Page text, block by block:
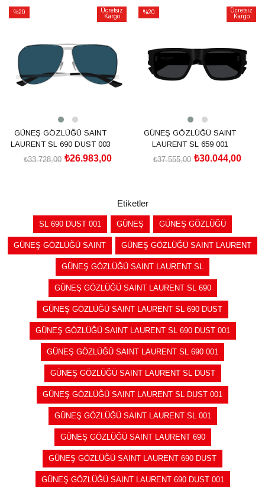
%20
Ücretsiz
Kargo
GÜNEŞ GÖZLÜĞÜ SAINT
LAURENT SL 690 DUST 003
₺26.983,00
₺33.728,00
%20
Ücretsiz
Kargo
GÜNEŞ GÖZLÜĞÜ SAINT
LAURENT SL 659 001
₺30.044,00
₺37.555,00
Etiketler
SL 690 DUST 001 GÜNEŞ GÜNEŞ GÖZLÜĞÜ
GÜNEŞ GÖZLÜĞÜ SAINT GÜNEŞ GÖZLÜĞÜ SAINT LAURENT
GÜNEŞ GÖZLÜĞÜ SAINT LAURENT SL
GÜNEŞ GÖZLÜĞÜ SAINT LAURENT SL 690
GÜNEŞ GÖZLÜĞÜ SAINT LAURENT SL 690 DUST
GÜNEŞ GÖZLÜĞÜ SAINT LAURENT SL 690 DUST 001
GÜNEŞ GÖZLÜĞÜ SAINT LAURENT SL 690 001
GÜNEŞ GÖZLÜĞÜ SAINT LAURENT SL DUST
GÜNEŞ GÖZLÜĞÜ SAINT LAURENT SL DUST 001
GÜNEŞ GÖZLÜĞÜ SAINT LAURENT SL 001
GÜNEŞ GÖZLÜĞÜ SAINT LAURENT 690
GÜNEŞ GÖZLÜĞÜ SAINT LAURENT 690 DUST
GÜNEŞ GÖZLÜĞÜ SAINT LAURENT 690 DUST 001